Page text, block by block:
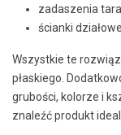
zadaszenia
ścianki działowe.
Wszystkie te
płaskiego.
grubości, kolorze i
znaleźć produkt